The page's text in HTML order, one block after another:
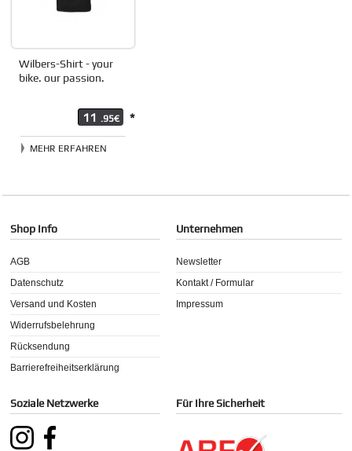
Wilbers-Shirt - your
bike. our passion.
11 .95€ *
MEHR ERFAHREN
Shop Info
AGB
Datenschutz
Versand und Kosten
Widerrufsbelehrung
Rücksendung
Barrierefreiheitserklärung
Unternehmen
Newsletter
Kontakt / Formular
Impressum
Soziale Netzwerke Für Ihre Sicherheit